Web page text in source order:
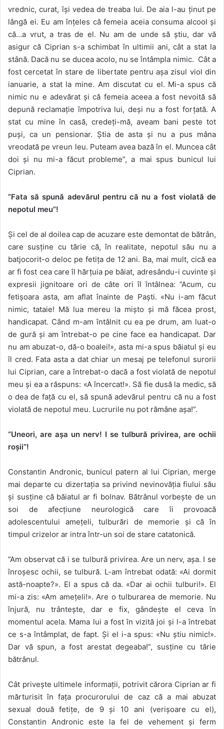
vrednic, curat, își vedea de treaba lui. De aia l-au ținut pe
lângă ei. Eu am înțeles că femeia aceia consuma alcool și
că…a vrut, a tras de el. Nu am de unde să știu, dar vă
asigur că Ciprian s-a schimbat în ultimii ani, cât a stat la
stână. Dacă nu se ducea acolo, nu se întâmpla nimic. Cât a
fost cercetat în stare de libertate pentru așa zisul viol din
ianuarie, a stat la mine. Am discutat cu el. Mi-a spus că
nimic nu e adevărat și că femeia aceea a fost nevoită să
depună reclamație împotriva lui, deși nu a fost forțată. A
stat cu mine în casă, credeți-mă, aveam bani peste tot
puși, ca un pensionar. Știa de asta și nu a pus mâna
vreodată pe vreun leu. Puteam avea bază în el. Muncea cât
doi și nu mi-a făcut probleme”, a mai spus bunicul lui
Ciprian.
”Fata să spună adevărul pentru că nu a fost violată de
nepotul meu”!
Și cel de al doilea cap de acuzare este demontat de bătrân,
care susține cu tărie că, în realitate, nepotul său nu a
batjocorit-o deloc pe fetița de 12 ani. Ba, mai mult, cică ea
ar fi fost cea care îl hărțuia pe băiat, adresându-i cuvinte și
expresii jignitoare ori de câte ori îl întâlnea: ”Acum, cu
fetișoara asta, am aflat înainte de Paști. «Nu i-am făcut
nimic, tataie! Mă lua mereu la mișto și mă făcea prost,
handicapat. Când m-am întâlnit cu ea pe drum, am luat-o
de gură și am întrebat-o pe cine face ea handicapat. Dar
nu am abuzat-o, dă-o boalei!», asta mi-a spus băiatul și eu
îl cred. Fata asta a dat chiar un mesaj pe telefonul surorii
lui Ciprian, care a întrebat-o dacă a fost violată de nepotul
meu și ea a răspuns: «A încercat!». Să fie dusă la medic, să
o dea de față cu el, să spună adevărul pentru că nu a fost
violată de nepotul meu. Lucrurile nu pot rămâne așa!”.
“Uneori, are așa un nerv! I se tulbură privirea, are ochii
roșii”!
Constantin Andronic, bunicul patern al lui Ciprian, merge
mai departe cu dizertația sa privind nevinovăția fiului său
și susține că băiatul ar fi bolnav. Bătrânul vorbește de un
soi de afecțiune neurologică care îi provoacă
adolescentului amețeli, tulburări de memorie și că în
timpul crizelor ar intra într-un soi de stare catatonică.
”Am observat că i se tulbură privirea. Are un nerv, așa. I se
înroșesc ochii, se tulbură. L-am întrebat odată: «Ai dormit
astă-noapte?». El a spus că da. «Dar ai ochii tulburi!». El
mi-a zis: «Am amețeli!». Are o tulburarea de memorie. Nu
înjură, nu trântește, dar e fix, gândește el ceva în
momentul acela. Mama lui a fost în vizită joi și l-a întrebat
ce s-a întâmplat, de fapt. Și el i-a spus: «Nu știu nimic!».
Dar vă spun, a fost arestat degeaba!”, susține cu tărie
bătrânul.
Cât privește ultimele informații, potrivit cărora Ciprian ar fi
mărturisit în fața procurorului de caz că a mai abuzat
sexual două fetițe, de 9 și 10 ani (verișoare cu el),
Constantin Andronic este la fel de vehement și ferm